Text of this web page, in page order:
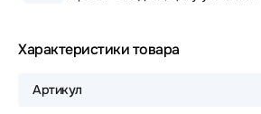
Характеристики товара
Артикул